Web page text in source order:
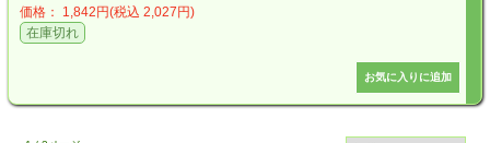
価格： 1,842円(税込 2,027円)
在庫切れ